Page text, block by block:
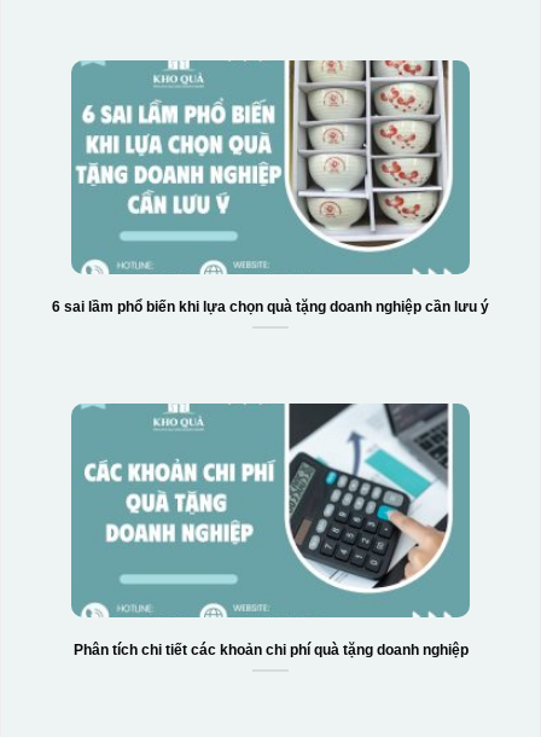
6 sai lầm phổ biến khi lựa chọn quà tặng doanh nghiệp cần lưu ý
Phân tích chi tiết các khoản chi phí quà tặng doanh nghiệp